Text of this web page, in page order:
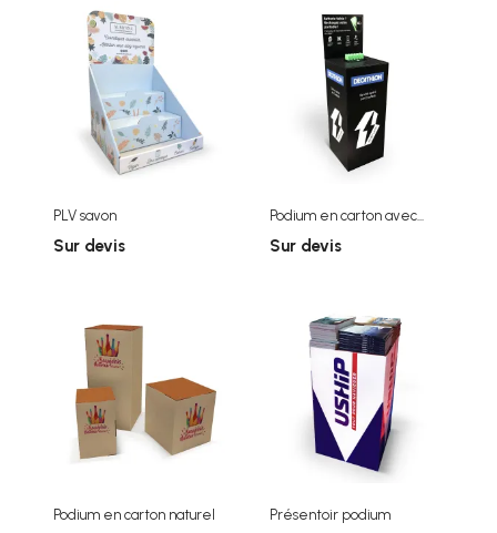
PLV savon
Sur devis
Podium en carton avec...
Sur devis
Podium en carton naturel Présentoir podium